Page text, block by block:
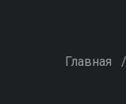
Главная /